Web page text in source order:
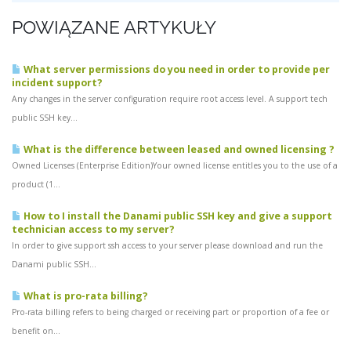
POWIĄZANE ARTYKUŁY
What server permissions do you need in order to provide per
incident support?
Any changes in the server configuration require root access level. A support tech
public SSH key...
What is the difference between leased and owned licensing ?
Owned Licenses (Enterprise Edition)Your owned license entitles you to the use of a
product (1...
How to I install the Danami public SSH key and give a support
technician access to my server?
In order to give support ssh access to your server please download and run the
Danami public SSH...
What is pro-rata billing?
Pro-rata billing refers to being charged or receiving part or proportion of a fee or
benefit on...